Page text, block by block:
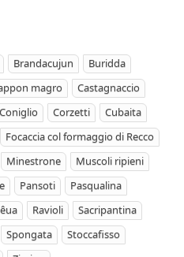
Brandacujun
Buridda
magro
Castagnaccio
Coniglio Corzetti
Cubaita
Focaccia col formaggio di Recco
Minestrone
Muscoli ripieni
Pansoti
Pasqualina
Ravioli
Sacripantina
Spongata
Stoccafisso